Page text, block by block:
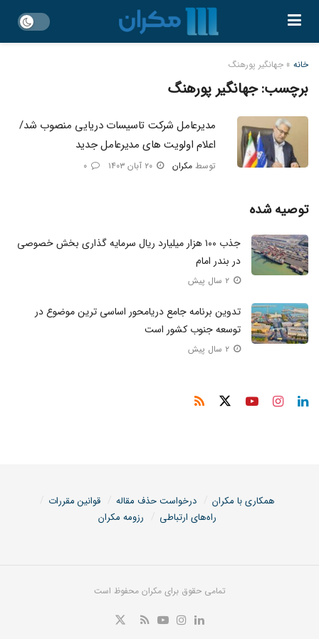
خانه » جهانگیر پورهنگ
برچسب:جهانگیر پورهنگ
مدیرعامل شرکت تاسیسات دریایی منصوب شد/
اعلام اولویت های مدیرعامل جدید
توسط مکران
توصیه شده
جذب ۱۰۰ هزار میلیارد ریال سرمایه‌ گذاری بخش خصوصی
در بندر امام
تدوین برنامه جامع دریامحور اساسی‌ ترین موضوع در
توسعه جنوب کشور است
همکاری با مکران درخواست حذف مقاله
قوانین مقررات
راه‌های ارتباطی
رزومه مکران
تمامی حقوق برای مکران محفوظ است